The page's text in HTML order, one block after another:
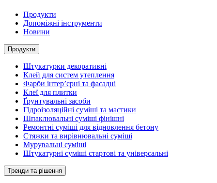
Продукти
Допоміжні інструменти
Новини
Продукти
Штукатурки декоративні
Клей для систем утеплення
Фарби інтер’єрні та фасадні
Клеї для плитки
Ґрунтувальні засоби
Гідроізоляційні суміші та мастики
Шпаклювальні суміші фінішні
Ремонтні суміші для відновлення бетону
Стяжки та вирівнювальні суміші
Мурувальні суміші
Штукатурні суміші стартові та універсальні
Тренди та рішення